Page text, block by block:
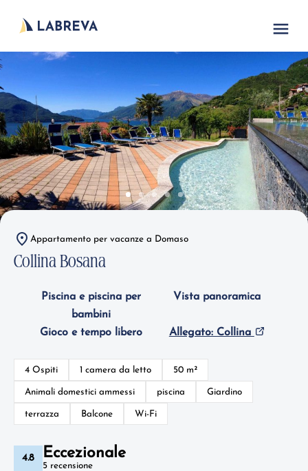
Appartamento per vacanze a Domaso
Collina Bosana
Piscina e piscina per
bambini
Vista panoramica
Gioco e tempo libero Allegato: Collina
4 Ospiti 1 camera da letto 50 m²
Animali domestici ammessi piscina Giardino
terrazza Balcone Wi-Fi
4.8 Eccezionale
5 recensione